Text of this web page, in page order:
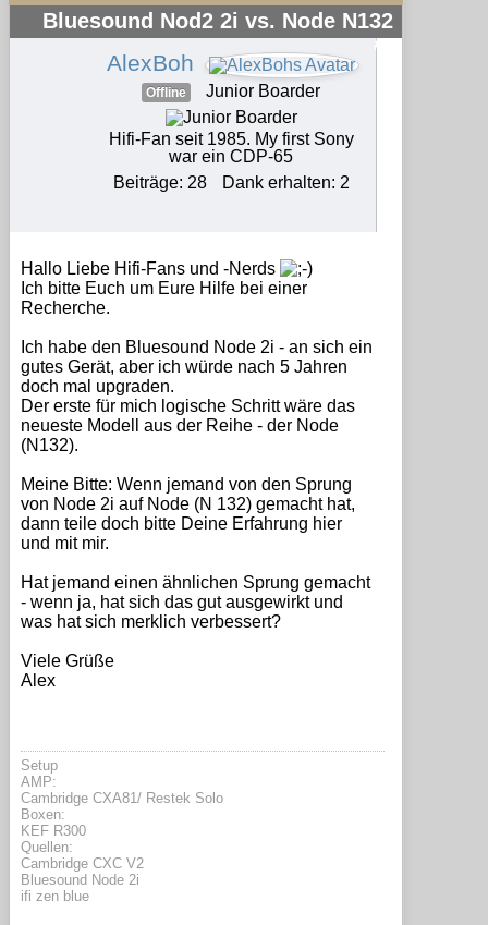
Bluesound Nod2 2i vs. Node N132
#1
AlexBoh
Offline Junior Boarder
Hifi-Fan seit 1985. My first Sony
war ein CDP-65
Beiträge: 28
Dank erhalten: 2
Hallo Liebe Hifi-Fans und -Nerds
Ich bitte Euch um Eure Hilfe bei einer
Recherche.
Ich habe den Bluesound Node 2i - an sich ein
gutes Gerät, aber ich würde nach 5 Jahren
doch mal upgraden.
Der erste für mich logische Schritt wäre das
neueste Modell aus der Reihe - der Node
(N132).
Meine Bitte: Wenn jemand von den Sprung
von Node 2i auf Node (N 132) gemacht hat,
dann teile doch bitte Deine Erfahrung hier
und mit mir.
Hat jemand einen ähnlichen Sprung gemacht
- wenn ja, hat sich das gut ausgewirkt und
was hat sich merklich verbessert?
Viele Grüße
Alex
Setup
AMP:
Cambridge CXA81/ Restek Solo
Boxen:
KEF R300
Quellen:
Cambridge CXC V2
Bluesound Node 2i
ifi zen blue